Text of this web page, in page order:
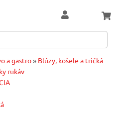
a gastro» Blúzy, košele a tričká
rukáv